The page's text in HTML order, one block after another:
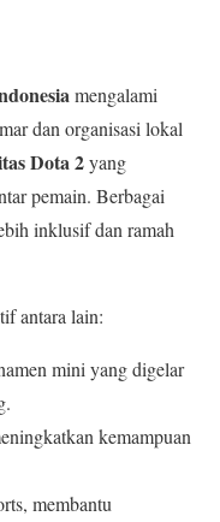
mengalami
dan organisasi lokal
Dota 2yang
pemain. Berbagai
inklusif dan ramah
antara lain:
mini yang digelar
kemampuan
membantu